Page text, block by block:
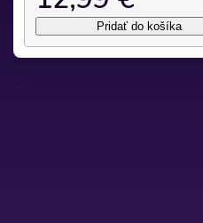
Pridať do košíka